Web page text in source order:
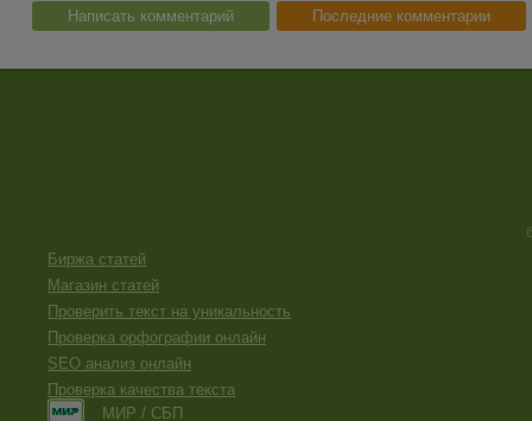
Написать комментарий Последние комментарии
Биржа статей
Магазин статей
Проверить текст на уникальность
Проверка орфографии онлайн
SEO анализ онлайн
Проверка качества текста
МИР / СБП